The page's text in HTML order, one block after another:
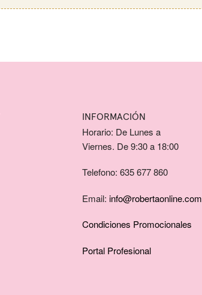
INFORMACIÓN
Horario: De Lunes a
Viernes. De 9:30 a 18:00
Telefono: 635 677 860
Email: info@robertaonline.com
Condiciones Promocionales
Portal Profesional